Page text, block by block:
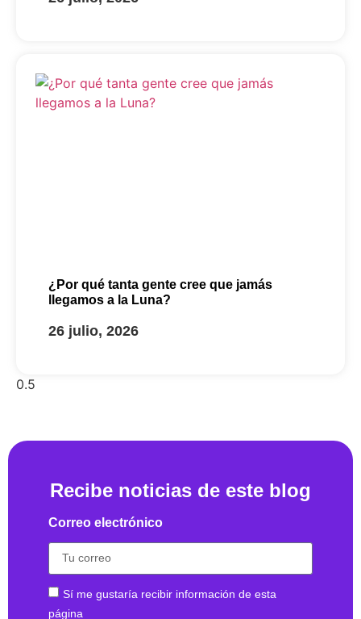
¿Por qué tanta gente cree que jamás
llegamos a la Luna?
26 julio, 2026
Recibe noticias de este blog
Correo electrónico
Sí me gustaría recibir información de esta
página